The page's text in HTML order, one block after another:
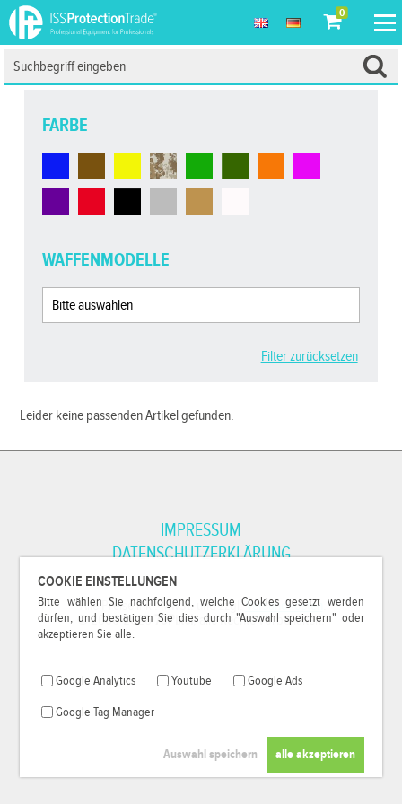
COOKIE EINSTELLUNGEN
Bitte wählen Sie nachfolgend, welche Cookies gesetzt werden
dürfen, und bestätigen Sie dies durch "Auswahl speichern" oder
akzeptieren Sie alle.
Google Analytics Youtube Google Ads
Google Tag Manager
0
FARBE
WAFFENMODELLE
Filter zurücksetzen
Leider keine passenden Artikel gefunden.
IMPRESSUM
DATENSCHUTZERKLÄRUNG
*Alle Preise inkl. MwSt. und zzgl.Versandkosten
© 2000-2026 79Pixel, alle Rechte vorbehalten.